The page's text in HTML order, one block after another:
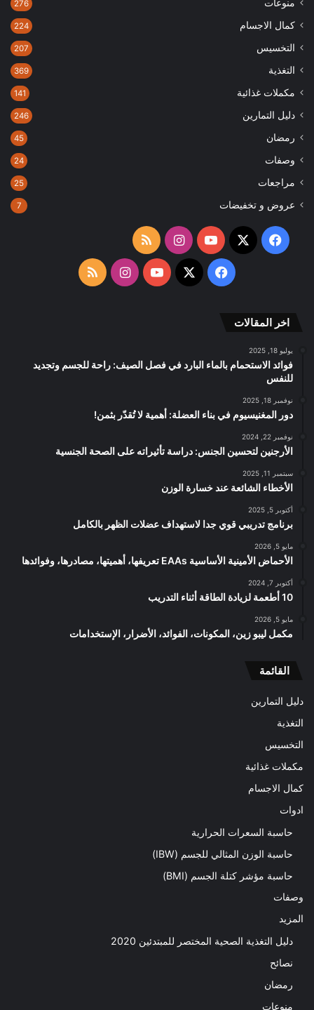
منوعات 276
كمال الاجسام 224
التخسيس 207
التغذية 369
مكملات غذائية 141
دليل التمارين 246
رمضان 45
وصفات 24
مراجعات 25
عروض و تخفيضات 7
فيسبوك
‫X
‫YouTubeانستقرامملخص
الموقع
فيسبوك
‫X
‫YouTubeانستقرامملخص
اخر المقالات
يوليو 18, 2025
فوائد الاستحمام بالماء البارد في فصل الصيف: راحة للجسم وتجديد
للنفس
نوفمبر 18, 2025
دور المغنيسيوم في بناء العضلة: أهمية لا تُقدّر بثمن!
نوفمبر 22, 2024
الأرجنين لتحسين الجنس: دراسة تأثيراته على الصحة الجنسية
سبتمبر 11, 2025
الأخطاء الشائعة عند خسارة الوزن
أكتوبر 5, 2025
برنامج تدريبي قوي جدا لاستهداف عضلات الظهر بالكامل
مايو 5, 2026
الأحماض الأمينية الأساسية EAAs تعريفها، أهميتها، مصادرها، وفوائدها
أكتوبر 7, 2024
10 أطعمة لزيادة الطاقة أثناء التدريب
مايو 5, 2026
مكمل ليبو زين، المكونات، الفوائد، الأضرار، الإستخدامات
القائمة
دليل التمارين
التغذية
التخسيس
مكملات غذائية
كمال الاجسام
ادوات
حاسبة السعرات الحرارية
حاسبة الوزن المثالي للجسم (IBW)
حاسبة مؤشر كتلة الجسم (BMI)
وصفات
المزيد
دليل التغذية الصحية المختصر للمبتدئين 2020​
نصائح
رمضان
منوعات